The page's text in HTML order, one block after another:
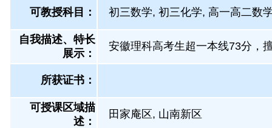
可教授科目： 初三数学, 初三化学, 高一高二数
自我描述、特长
展示 ：
安徽理科高考生超一本线73分，
所获证书 ：
可授课区域描
述：
田家庵区, 山南新区